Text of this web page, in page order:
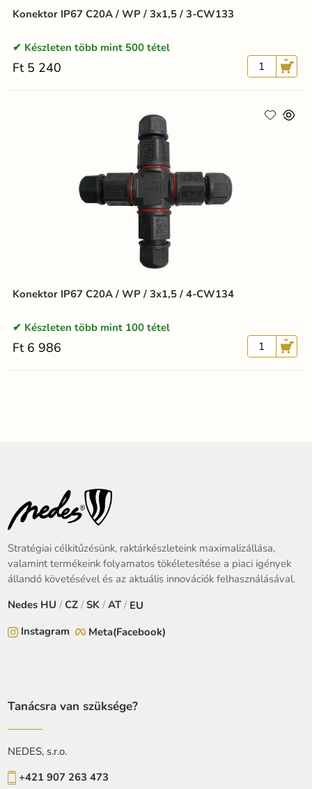
Konektor IP67 C20A / WP / 3x1,5 / 3-CW133
Készleten több mint 500 tétel
Ft 5 240
Konektor IP67 C20A / WP / 3x1,5 / 4-CW134
Készleten több mint 100 tétel
Ft 6 986
Stratégiai célkitűzésünk, raktárkészleteink maximalizállása,
valamint termékeink folyamatos tökéletesítése a piaci igények
állandó követésével és az aktuális innovációk felhasználásával.
Nedes HU /CZ /SK / AT/ EU
Instagram
Meta(Facebook)
Tanácsra van szüksége?
NEDES, s.r.o.
+421 907 263 473